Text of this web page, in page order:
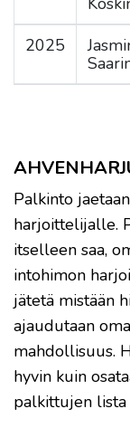
2025
Palkinto
harjoittelijalle.
itselleen saa,
intohimon
jätetä mistään
ajaudutaan
mahdollisuus.
hyvin kuin
palkittujen lista